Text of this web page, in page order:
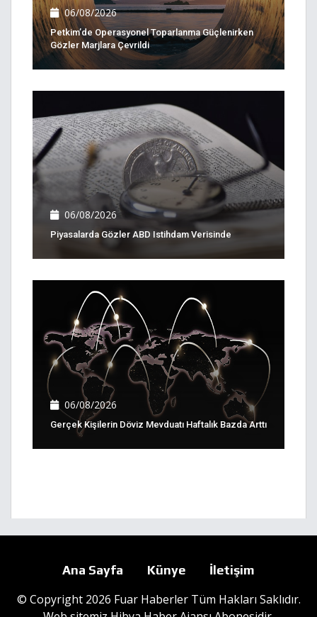
06/08/2026
Petkim’de Operasyonel Toparlanma Güçlenirken
Gözler Marjlara Çevrildi
06/08/2026
Piyasalarda Gözler ABD Istihdam Verisinde
06/08/2026
Gerçek Kişilerin Döviz Mevduatı Haftalık Bazda Arttı
Ana Sayfa Künye İletişim
© Copyright 2026 Fuar Haberler Tüm Hakları Saklıdır.